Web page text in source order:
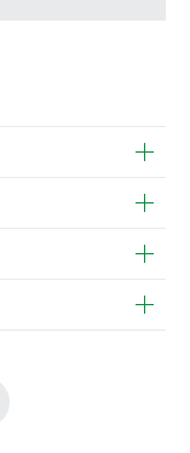
。
発送いたします。
のご注文は週明け
担とさせていただ
内 購入履歴画面に